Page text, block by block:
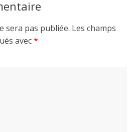
sera pas publiée. Les champs
avec*